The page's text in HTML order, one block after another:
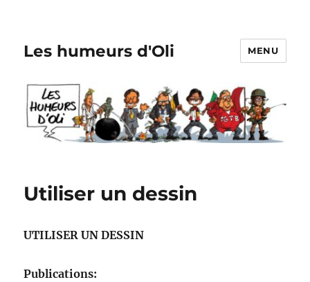
Les humeurs d'Oli MENU
Utiliser un dessin
UTILISER UN DESSIN
Publications: